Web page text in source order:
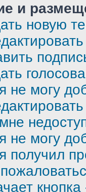
и
новую
не могу
не могу
получил